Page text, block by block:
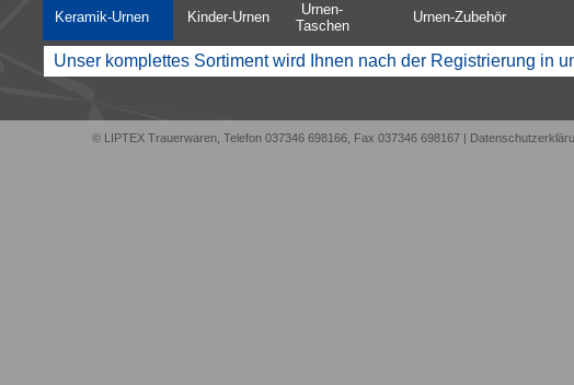
Keramik-Urnen Kinder-Urnen
Urnen-
Taschen
Urnen-Zubehör
Unser komplettes Sortiment wird Ihnen nach der Registrierung in
© LIPTEX Trauerwaren, Telefon 037346 698166, Fax 037346 698167 |